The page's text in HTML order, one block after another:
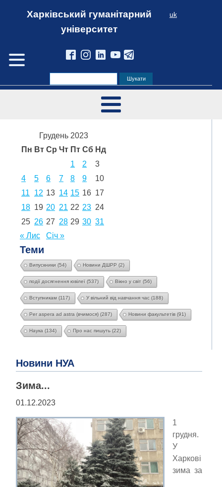
Харківський гуманітарний
університет
uk
Грудень 2023
Пн Вт Ср Чт Пт Сб Нд
1
2
3
4
5 6 7 8 9
10
11
12 13 14 15 16 17
18 19 20 21 22 23 24
25 26 27 28 29 30 31
« Лис
Січ »
Теми
Випускники (54) Новини ДШРР (2)
події досягнення ювілеї (537) Вікно у світ (56)
Вступникам (117) У вільний від навчання час (188)
Per aspera ad astra (вчимося) (287) Новини факультетів (91)
Наука (134) Про нас пишуть (22)
Новини НУА
Зима...
01.12.2023
1
грудня.
У
Харкові
зима за